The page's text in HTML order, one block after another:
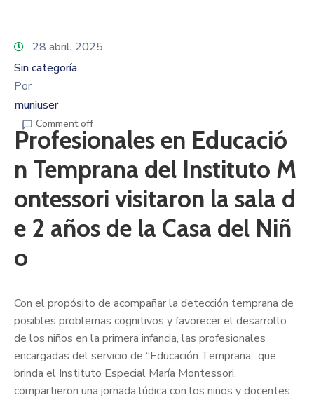
28 abril, 2025
Sin categoría
Por
muniuser
Comment off
Profesionales en Educació
n Temprana del Instituto M
ontessori visitaron la sala d
e 2 años de la Casa del Niñ
o
Con el propósito de acompañar la detección temprana de
posibles problemas cognitivos y favorecer el desarrollo
de los niños en la primera infancia, las profesionales
encargadas del servicio de “Educación Temprana” que
brinda el Instituto Especial María Montessori,
compartieron una jornada lúdica con los niños y docentes